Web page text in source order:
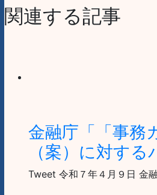
関連する記事
金融庁「「事務
（案）に対す
Tweet 令和７年４月９日 金